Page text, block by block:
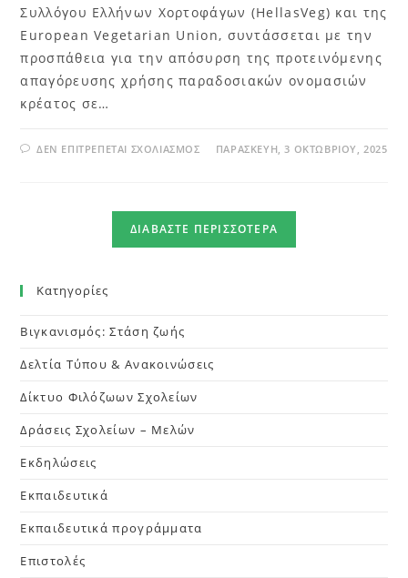
Συλλόγου Ελλήνων Χορτοφάγων (HellasVeg) και της
European Vegetarian Union, συντάσσεται με την
προσπάθεια για την απόσυρση της προτεινόμενης
απαγόρευσης χρήσης παραδοσιακών ονομασιών
κρέατος σε…
ΔΕΝ ΕΠΙΤΡΈΠΕΤΑΙ ΣΧΟΛΙΑΣΜΌΣ ΠΑΡΑΣΚΕΥΉ, 3 ΟΚΤΩΒΡΊΟΥ, 2025
ΔΙΑΒΆΣΤΕ ΠΕΡΙΣΣΌΤΕΡΑ
Kατηγορίες
Βιγκανισμός: Στάση ζωής
Δελτία Τύπου & Ανακοινώσεις
Δίκτυο Φιλόζωων Σχολείων
Δράσεις Σχολείων – Μελών
Εκδηλώσεις
Εκπαιδευτικά
Εκπαιδευτικά προγράμματα
Επιστολές